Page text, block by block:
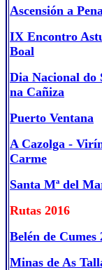
Ascensión a
IX Encontro
Boal
Dia Nacional do
na Cañiza
Puerto Ventana
A Cazolga -
Carme
Santa Mª del
Rutas 2016
Belén de Cumes
Minas de As